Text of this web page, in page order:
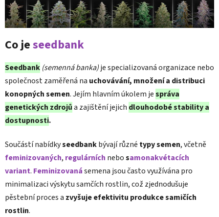
Co jeseedbank
Seedbank (semenná banka)je specializovaná organizace nebo
společnost zaměřená na uchovávání, množení a distribuci
konopných semen. Jejím hlavním úkolem jespráva
genetických zdrojůa zajištění jejich dlouhodobé stability a
dostupnosti.
Součástí nabídkyseedbankbývají různé typy semen, včetně
feminizovaných, regulárních nebosamonakvétacích
variant. Feminizovanásemena jsou často využívána pro
minimalizaci výskytu samčích rostlin, což zjednodušuje
pěstební proces a zvyšuje efektivitu produkce samičích
rostlin.